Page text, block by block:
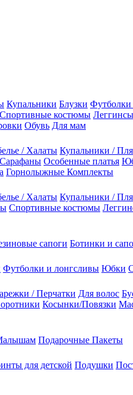
Купальники Блузки
Спортивные костюмы
Обувь Для мам
/ Халаты Купальники /
Особенные платья
Горнолыжные Комплекты
/ Халаты Купальники /
Спортивные костюмы
сапоги Ботинки и
Футболки и лонгсливы Юбки
/ Перчатки Для волос
Косынки/Повязки
Подарочные Пакеты
для детской Подушки